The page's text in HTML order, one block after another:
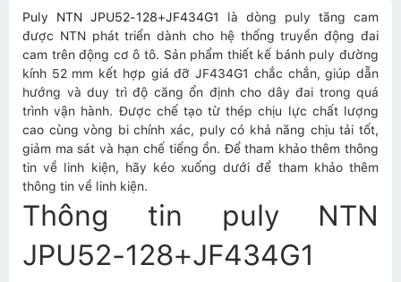
Puly NTN JPU52-128+JF434G1
là dòng puly tăng cam
được NTN phát triển dành cho hệ thống truyền động đai
cam trên động cơ ô tô. Sản phẩm thiết kế bánh puly đường
kính 52 mm kết hợp giá đỡ JF434G1 chắc chắn, giúp dẫn
hướng và duy trì độ căng ổn định cho dây đai trong quá
trình vận hành. Được chế tạo từ thép chịu lực chất lượng
cao cùng vòng bi chính xác, puly có khả năng chịu tải tốt,
giảm ma sát và hạn chế tiếng ồn. Để tham khảo thêm thông
tin về linh kiện, hãy kéo xuống dưới để tham khảo thêm
thông tin về linh kiện.
Thông tin puly NTN
JPU52-128+JF434G1